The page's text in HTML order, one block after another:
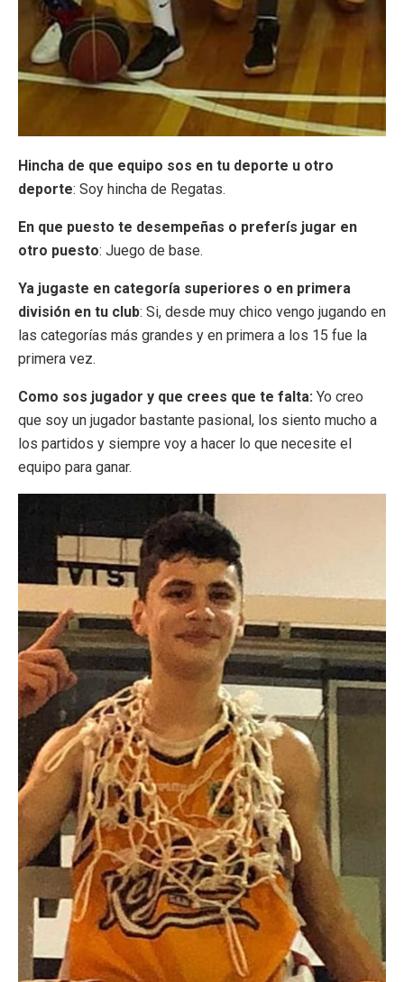
Hincha de que equipo sos en tu deporte u otro
deporte: Soy hincha de Regatas.
En que puesto te desempeñas o preferís jugar en
otro puesto: Juego de base.
Ya jugaste en categoría superiores o en primera
división en tu club: Si, desde muy chico vengo jugando en
las categorías más grandes y en primera a los 15 fue la
primera vez.
Como sos jugador y que crees que te falta: Yo creo
que soy un jugador bastante pasional, los siento mucho a
los partidos y siempre voy a hacer lo que necesite el
equipo para ganar.